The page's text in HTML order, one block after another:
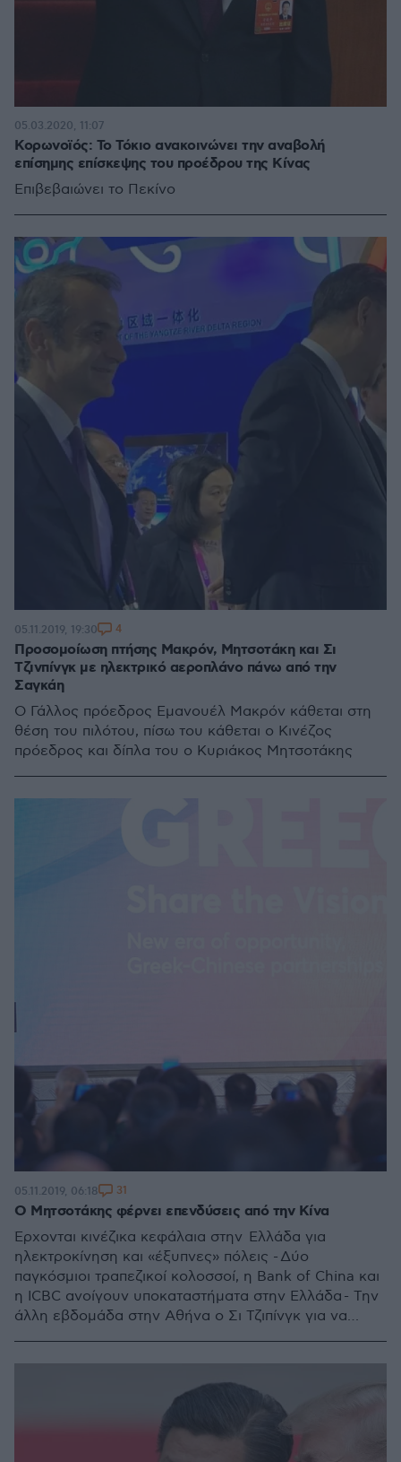
Κορωνοϊός: Το Τόκιο ανακοινώνει την αναβολή
επίσημης επίσκεψης του προέδρου της Κίνας
Επιβεβαιώνει το Πεκίνο
05.03.2020, 11:07
Προσομοίωση πτήσης Μακρόν, Μητσοτάκη και Σι
Τζινπίνγκ με ηλεκτρικό αεροπλάνο πάνω από την
Σαγκάη
Ο Γάλλος πρόεδρος Εμανουέλ Μακρόν κάθεται στη
θέση του πιλότου, πίσω του κάθεται ο Κινέζος
πρόεδρος και δίπλα του ο Κυριάκος Μητσοτάκης
05.11.2019, 19:30 4
O Μητσοτάκης φέρνει επενδύσεις από την Κίνα
Έρχονται κινέζικα κεφάλαια στην Ελλάδα για
ηλεκτροκίνηση και «έξυπνες» πόλεις - Δύο
παγκόσμιοι τραπεζικοί κολοσσοί, η Bank of China και
η ICBC ανοίγουν υποκαταστήματα στην Ελλάδα - Την
άλλη εβδομάδα στην Αθήνα ο Σι Τζιπίνγκ για να
05.11.2019, 06:18 31